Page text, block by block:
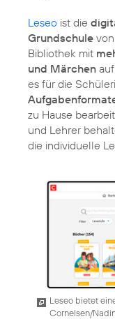
Leseo ist die
Grundschule
Bibliothek mit
und Märchen
es für die
zu Hause
und Lehrer
die individuelle
Leseo bietet
Cornelsen/